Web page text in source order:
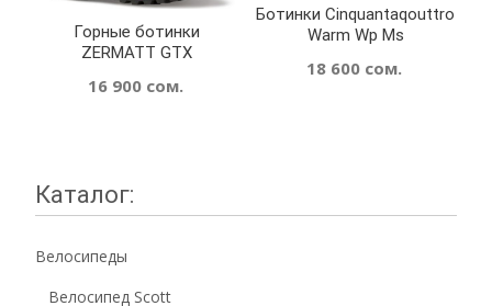
Горные ботинки
ZERMATT GTX
16 900 сом.
Ботинки Cinquantaqouttro
Warm Wp Ms
18 600 сом.
Каталог:
Велосипеды
Велосипед Scott